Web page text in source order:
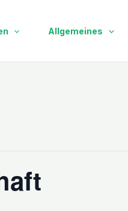
Allgemeines